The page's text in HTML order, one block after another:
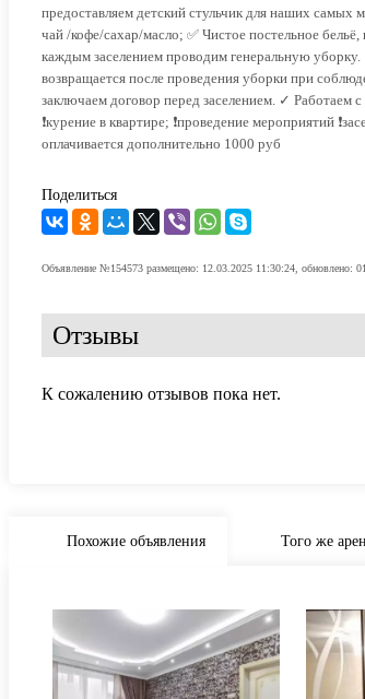
предоставляем детский стульчик для наших самых
чай /кофе/сахар/масло; ✅ Чистое постельное
каждым заселением проводим генеральную уборку.
возвращается после проведения уборки при
заключаем договор перед заселением. ✓ Работаем
❗курение в квартире; ❗проведение мероприятий
оплачивается дополнительно 1000 руб
Поделиться
Объявление №154573 размещено: 12.03.2025 11:30:24, обновлено:
Отзывы
К сожалению отзывов пока нет.
Похожие объявления Того же